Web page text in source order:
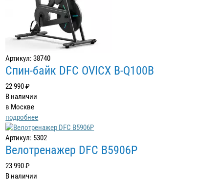
Артикул: 38740
Спин-байк DFC OVICX B-Q100B
22 990 ₽
В наличии
в Москве
подробнее
Артикул: 5302
Велотренажер DFC B5906P
23 990 ₽
В наличии